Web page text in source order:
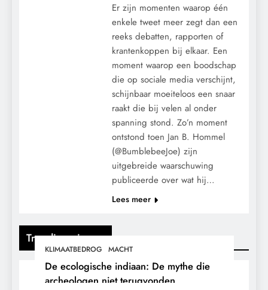
Trending nieuws
KLIMAATBEDROG MACHT
De ecologische indiaan: De mythe die
archeologen niet terugvonden.
Er zijn momenten waarop één
enkele tweet meer zegt dan een
reeks debatten, rapporten of
krantenkoppen bij elkaar. Een
moment waarop een boodschap
die op sociale media verschijnt,
schijnbaar moeiteloos een snaar
raakt die bij velen al onder
spanning stond. Zo’n moment
ontstond toen Jan B. Hommel
(@BumblebeeJoe) zijn
uitgebreide waarschuwing
publiceerde over wat hij…
Lees meer